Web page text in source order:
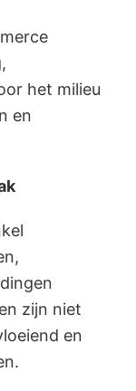
het milieu
en
zijn niet
en